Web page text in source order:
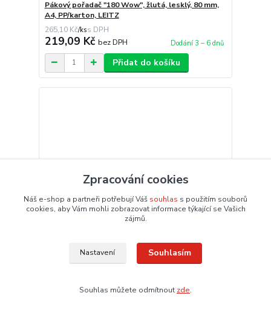
Pákový pořadač "180 Wow", žlutá, lesklý, 80 mm,
A4, PP/karton, LEITZ
265,10 Kč/ks
219,09 Kč bez DPH Dodání 3 – 6 dnů
Přidat do košíku
A4, PP, LEITZ
Zpracování cookies
Náš e-shop a partneři potřebují Váš souhlas s použitím souborů
cookies, aby Vám mohli zobrazovat informace týkající se Vašich
zájmů.
Nastavení Souhlasím
Souhlas můžete odmítnout zde.